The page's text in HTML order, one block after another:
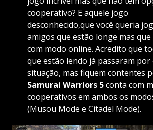
cooperativo? E aquele jogo
desconhecido,que você queria
amigos que estão longe mas
com modo online. Acredito que
que estão lendo já passaram por
situação, mas fiquem contentes
Samurai Warriors 5conta com
cooperativos em ambos os
(Musou Mode e Citadel Mode).